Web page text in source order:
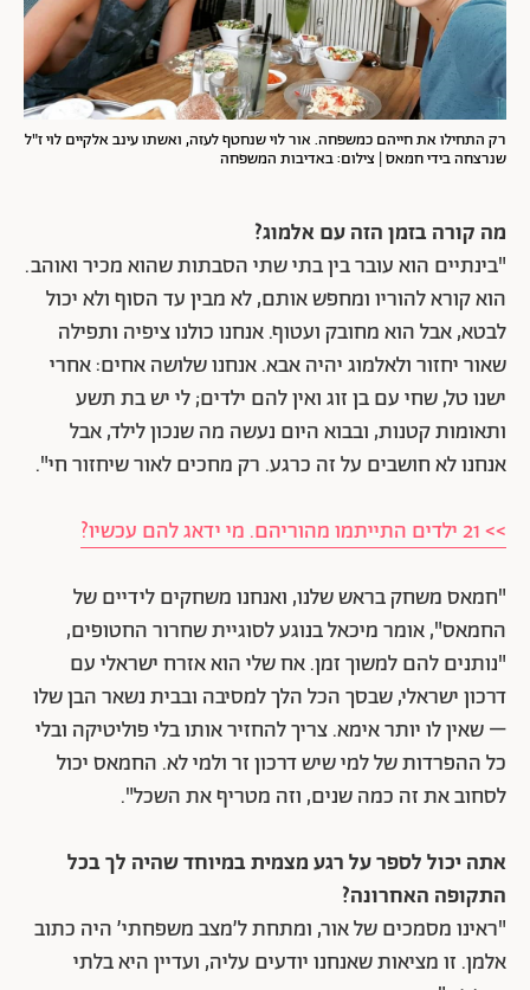
רק התחילו את חייהם כמשפחה. אור לוי שנחטף לעזה, ואשתו עינב אלקיים לוי ז"ל
שנרצחה בידי חמאס | צילום: באדיבות המשפחה
מה קורה בזמן הזה עם אלמוג?
"בינתיים הוא עובר בין בתי שתי הסבתות שהוא מכיר ואוהב.
הוא קורא להוריו ומחפש אותם, לא מבין עד הסוף ולא יכול
לבטא, אבל הוא מחובק ועטוף. אנחנו כולנו ציפיה ותפילה
שאור יחזור ולאלמוג יהיה אבא. אנחנו שלושה אחים: אחרי
ישנו טל, שחי עם בן זוג ואין להם ילדים; לי יש בת תשע
ותאומות קטנות, ובבוא היום נעשה מה שנכון לילד, אבל
אנחנו לא חושבים על זה כרגע. רק מחכים לאור שיחזור חי".
>> 21 ילדים התייתמו מהוריהם. מי ידאג להם עכשיו?
"חמאס משחק בראש שלנו, ואנחנו משחקים לידיים של
החמאס", אומר מיכאל בנוגע לסוגיית שחרור החטופים,
"נותנים להם למשוך זמן. אח שלי הוא אזרח ישראלי עם
דרכון ישראלי, שבסך הכל הלך למסיבה ובבית נשאר הבן שלו
– שאין לו יותר אימא. צריך להחזיר אותו בלי פוליטיקה ובלי
כל ההפרדות של למי שיש דרכון זר ולמי לא. החמאס יכול
לסחוב את זה כמה שנים, וזה מטריף את השכל".
אתה יכול לספר על רגע מצמית במיוחד שהיה לך בכל
התקופה האחרונה?
"ראינו מסמכים של אור, ומתחת ל׳מצב משפחתי׳ היה כתוב
אלמן. זו מציאות שאנחנו יודעים עליה, ועדיין היא בלתי